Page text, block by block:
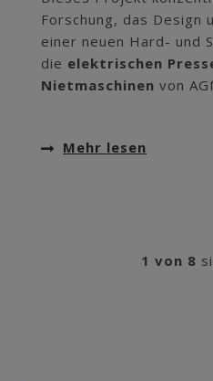
Forschung, das Design
einer neuen Hard- und
die elektrischen
Nietmaschinen von
Mehr lesen
1 von 8